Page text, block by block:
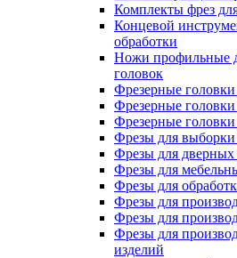
Комплекты фрез
Концевой
обработки
Ножи профильные
головок
Фрезерные
Фрезерные
Фрезерные
Фрезы для выборки
Фрезы для дверных
Фрезы для
Фрезы для
Фрезы для
Фрезы для
Фрезы для
изделий